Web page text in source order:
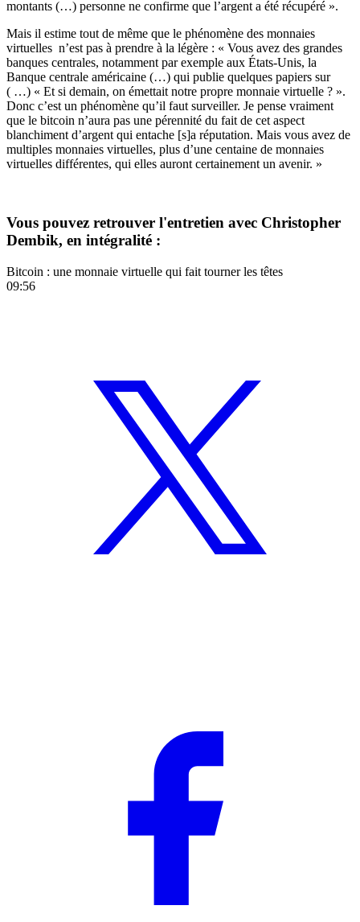
montants (…) personne ne confirme que l’argent a été récupéré ».
Mais il estime tout de même que le phénomène des monnaies
virtuelles n’est pas à prendre à la légère : « Vous avez des grandes
banques centrales, notamment par exemple aux États-Unis, la
Banque centrale américaine (…) qui publie quelques papiers sur
( …) « Et si demain, on émettait notre propre monnaie virtuelle ? ».
Donc c’est un phénomène qu’il faut surveiller. Je pense vraiment
que le bitcoin n’aura pas une pérennité du fait de cet aspect
blanchiment d’argent qui entache [s]a réputation. Mais vous avez de
multiples monnaies virtuelles, plus d’une centaine de monnaies
virtuelles différentes, qui elles auront certainement un avenir. »
Vous pouvez retrouver l'entretien avec Christopher
Dembik, en intégralité :
Bitcoin : une monnaie virtuelle qui fait tourner les têtes
09:56